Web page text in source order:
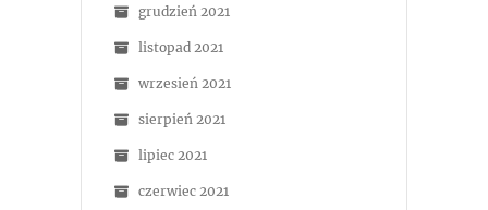
grudzień 2021
listopad 2021
wrzesień 2021
sierpień 2021
lipiec 2021
czerwiec 2021